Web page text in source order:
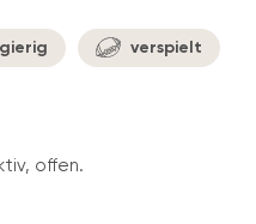
verspielt
offen.